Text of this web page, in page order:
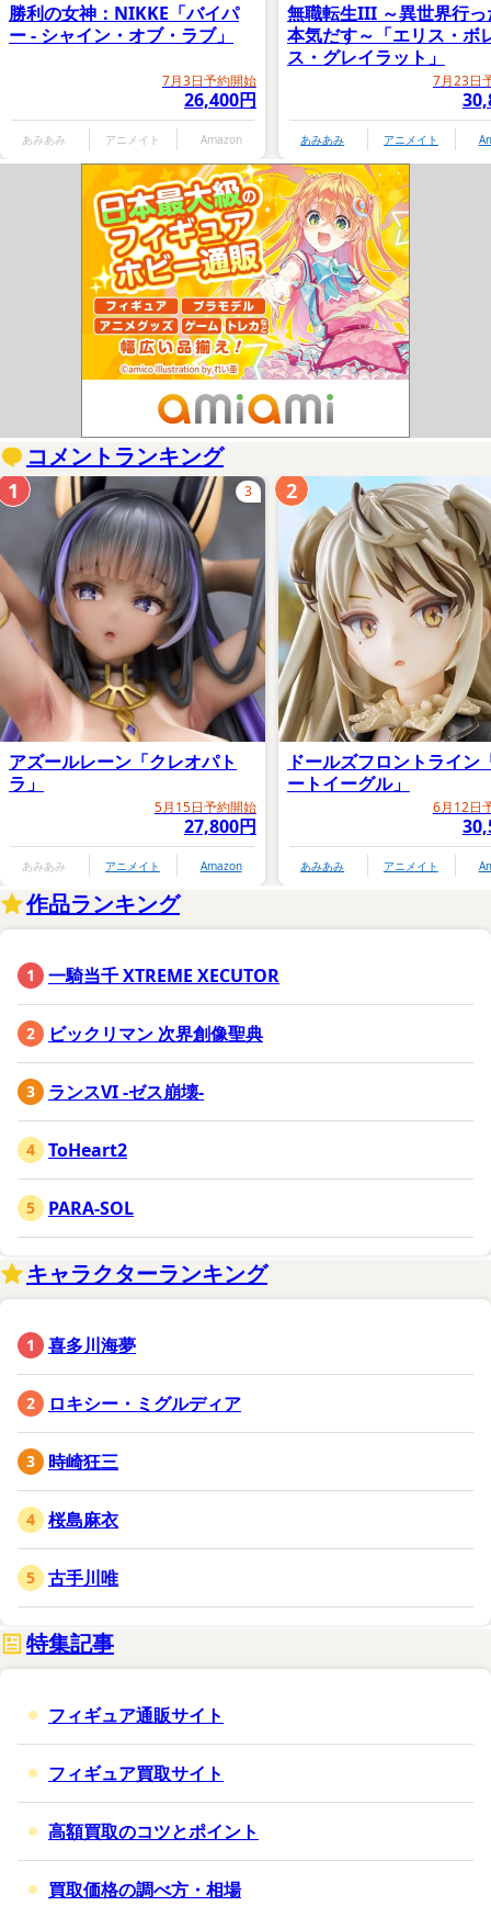
勝利の女神：NIKKE「バイパ
ー - シャイン・オブ・ラブ」
7月3日予約開始
26,400円
あみあみ アニメイト Amazon
無職転生III ～異世界行っ
本気だす～「エリス・ボ
ス・グレイラット」
7月23日
あみあみ アニメイト
コメントランキング
アズールレーン「クレオパト
ラ」
5月15日予約開始
27,800円
あみあみ アニメイト Amazon
3
1
ドールズフロントライン
ートイーグル」
6月12日
あみあみ アニメイト
2
作品ランキング
一騎当千 XTREME XECUTOR
ビックリマン 次界創像聖典
ランスVI -ゼス崩壊-
ToHeart2
PARA-SOL
キャラクターランキング
喜多川海夢
ロキシー・ミグルディア
時崎狂三
桜島麻衣
古手川唯
特集記事
フィギュア通販サイト
フィギュア買取サイト
高額買取のコツとポイント
買取価格の調べ方・相場